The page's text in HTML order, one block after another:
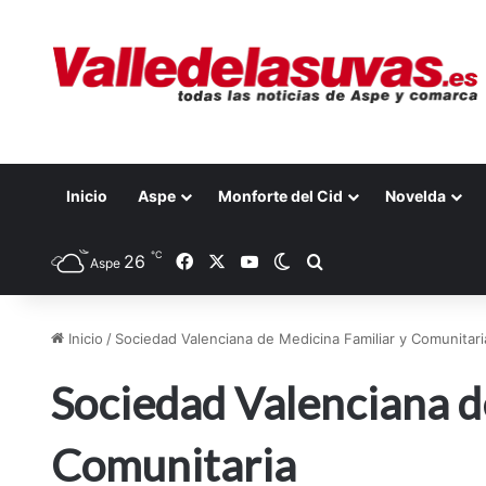
Inicio Aspe Monforte del Cid Novelda
Aspe 26 ℃ FacebookYouTubeSwitch skin
Inicio / Sociedad Valenciana de Medicina Familiar y
Sociedad Valenciana
Comunitaria